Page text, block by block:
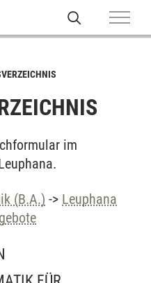
im
(B.A.) -> Leuphana